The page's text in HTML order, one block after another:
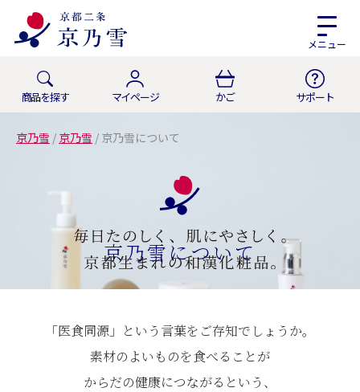
メニュー
商品を探す マイページ かご サポート
京乃雪 / 京乃雪 / 京乃雪について
京乃雪について
「医食同源」という言葉をご存知でしょうか。
素材のよいものを食べることが
からだの健康につながるという、